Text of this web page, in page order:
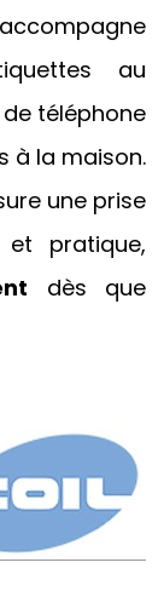
au
téléphone
à la maison.
une prise
pratique,
dès que